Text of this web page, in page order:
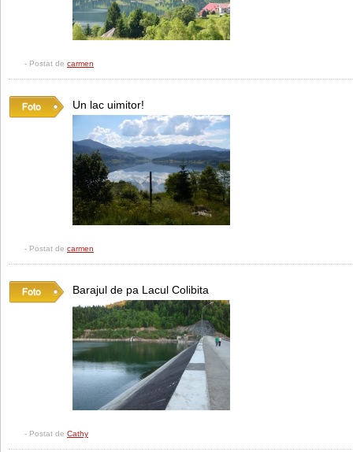
- Postat de carmen
Un lac uimitor!
- Postat de carmen
Barajul de pa Lacul Colibita
- Postat de Cathy